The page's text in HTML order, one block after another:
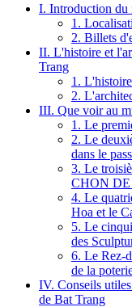
I. Introduction du
1.
2. Billets
II. L'histoire et
Trang
1.
2.
III. Que voir au
1. Le
2. Le
dans le
3. Le
CHON DE
4. Le
Hoa et le
5. Le
des
6. Le Rez-
de la
IV. Conseils
de Bat Trang